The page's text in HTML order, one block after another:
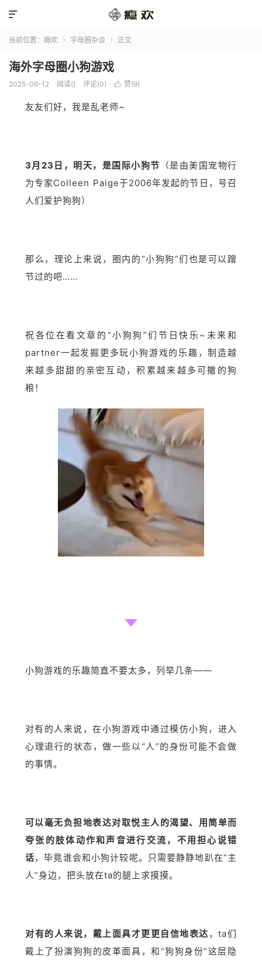

当前位置： 瘾欢  字母圈杂谈  正文
海外字母圈小狗游戏
2025-06-12 阅读() 评论(0)  赞(9)
友友们好，我是乱老师~
3月23日，明天，是国际小狗节 （是由美国宠物行
为专家Colleen Paige于2006年发起的节日，号召
人们爱护狗狗）
那么，理论上来说，圈内的“小狗狗”们也是可以蹭
节过的吧……
祝各位在看文章的“小狗狗”们节日快乐~未来和
partner一起发掘更多玩小狗游戏的乐趣，制造越
来越多甜甜的亲密互动，积累越来越多可撒的狗
粮！
小狗游戏的乐趣简直不要太多，列举几条——
对有的人来说，在小狗游戏中通过模仿小狗，进入
心理退行的状态，做一些以“人”的身份可能不会做
的事情。
可以毫无负担地表达对取悦主人的渴望、用简单而
夸张的肢体动作和声音进行交流，不用担心说错
话，毕竟谁会和小狗计较呢。只需要静静地趴在“主
人”身边，把头放在ta的腿上求摸摸。
对有的人来说，戴上面具才更更自信地表达 ，ta们
戴上了扮演狗狗的皮革面具，和“狗狗身份”这层隐